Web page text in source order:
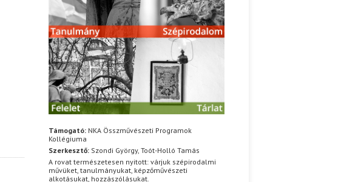
Támogató: NKA Összművészeti Programok
Kollégiuma
Szerkesztő: Szondi György, Toót-Holló Tamás
A rovat természetesen nyitott: várjuk szépirodalmi
művüket, tanulmányukat, képzőművészeti
alkotásukat, hozzászólásukat.